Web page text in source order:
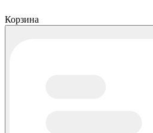
Корзина